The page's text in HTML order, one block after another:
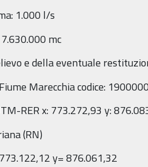
1.000 l/s
mc
e della eventuale
Marecchia codice:
RER x: 773.272,93 y:
(RN)
y= 876.061,32